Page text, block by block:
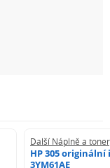
Další Náplně a
HP 305
3YM61AE